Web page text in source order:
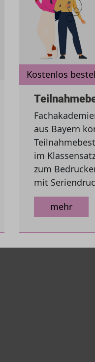
Kostenlos
aus Bayern
im
zum
mit
mehr